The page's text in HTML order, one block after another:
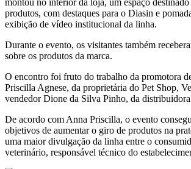
produtos, com destaques para o Diasin e
exibição de vídeo institucional da linha.
Durante o evento, os visitantes também
sobre os produtos da marca.
O encontro foi fruto do trabalho da promotora
Priscilla Agnese, da proprietária do Pet Shop,
vendedor Dione da Silva Pinho, da
De acordo com Anna Priscilla, o evento
objetivos de aumentar o giro de produtos na
uma maior divulgação da linha entre o
veterinário, responsável técnico do